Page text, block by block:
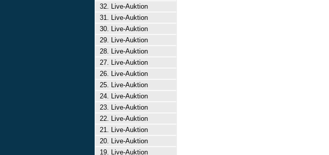
32. Live-Auktion
31. Live-Auktion
30. Live-Auktion
29. Live-Auktion
28. Live-Auktion
27. Live-Auktion
26. Live-Auktion
25. Live-Auktion
24. Live-Auktion
23. Live-Auktion
22. Live-Auktion
21. Live-Auktion
20. Live-Auktion
19. Live-Auktion